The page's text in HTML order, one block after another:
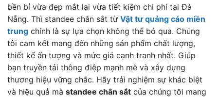
bền bỉ vừa đẹp mắt lại vừa tiết kiệm chi phí tại Đà
Nẵng. Thì standee chân sắt từ Vật tư quảng cáo miền
trung chính là sự lựa chọn không thể bỏ qua. Chúng
tôi cam kết mang đến những sản phẩm chất lượng,
thiết kế ấn tượng và mức giá cạnh tranh nhất. Giúp
bạn truyền tải thông điệp mạnh mẽ và xây dựng
thương hiệu vững chắc. Hãy trải nghiệm sự khác biệt
và hiệu quả mà standee chân sắt của chúng tôi mang